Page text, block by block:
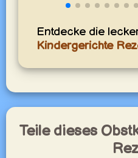
Entdecke die
Kindergerichte
Teile dieses